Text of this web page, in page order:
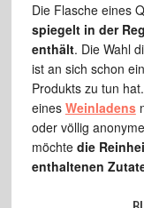
Die Flasche eines
spiegelt in der
enthält. Die Wahl
ist an sich schon
Produkts zu tun
eines Weinladens
oder völlig
möchte die
enthaltenen